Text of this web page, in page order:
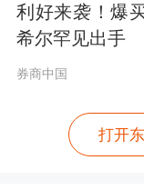
利好来袭！爆
希尔罕见出手
券商中国
打开